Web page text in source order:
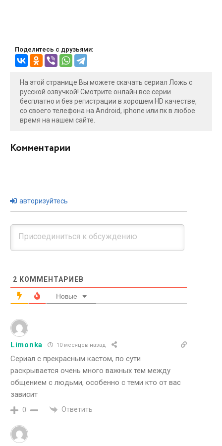
Поделитесь с друзьями:
На этой странице Вы можете скачать сериал Ложь с
русской озвучкой! Смотрите онлайн все серии
бесплатно и без регистрации в хорошем HD качестве,
со своего телефона на Android, iphone или пк в любое
время на нашем сайте.
Комментарии
авторизуйтесь
2 КОММЕНТАРИЕВ
Новые
Limonka 10 месяцев назад
Сериал с прекрасным кастом, по сути
раскрывается очень много важных тем между
общением с людьми, особенно с теми кто от вас
зависит
0 Ответить